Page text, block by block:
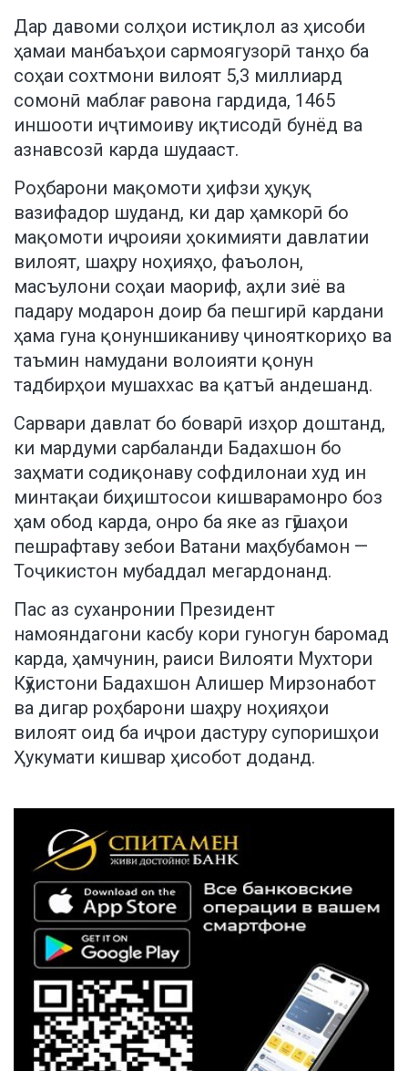
Дар давоми солҳои истиқлол аз ҳисоби
ҳамаи манбаъҳои сармоягузорӣ танҳо ба
соҳаи сохтмони вилоят 5,3 миллиард
сомонӣ маблағ равона гардида, 1465
иншооти иҷтимоиву иқтисодӣ бунёд ва
азнавсозӣ карда шудааст.
Роҳбарони мақомоти ҳифзи ҳуқуқ
вазифадор шуданд, ки дар ҳамкорӣ бо
мақомоти иҷроияи ҳокимияти давлатии
вилоят, шаҳру ноҳияҳо, фаъолон,
масъулони соҳаи маориф, аҳли зиё ва
падару модарон доир ба пешгирӣ кардани
ҳама гуна қонуншиканиву ҷинояткориҳо ва
таъмин намудани волоияти қонун
тадбирҳои мушаххас ва қатъӣ андешанд.
Сарвари давлат бо боварӣ изҳор доштанд,
ки мардуми сарбаланди Бадахшон бо
заҳмати содиқонаву софдилонаи худ ин
минтақаи биҳиштосои кишварамонро боз
ҳам обод карда, онро ба яке аз гӯшаҳои
пешрафтаву зебои Ватани маҳбубамон —
Тоҷикистон мубаддал мегардонанд.
Пас аз суханронии Президент
намояндагони касбу кори гуногун баромад
карда, ҳамчунин, раиси Вилояти Мухтори
Кӯҳистони Бадахшон Алишер Мирзонабот
ва дигар роҳбарони шаҳру ноҳияҳои
вилоят оид ба иҷрои дастуру супоришҳои
Ҳукумати кишвар ҳисобот доданд.